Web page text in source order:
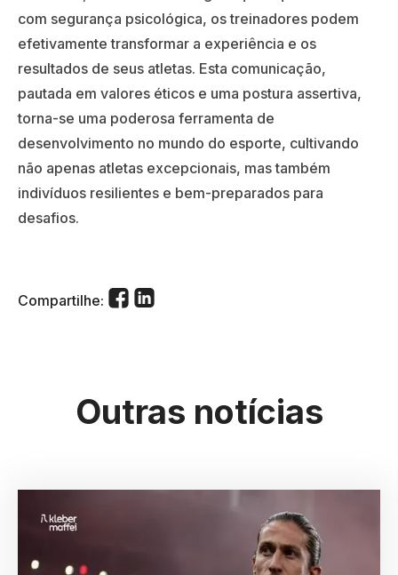
com segurança psicológica, os treinadores podem
efetivamente transformar a experiência e os
resultados de seus atletas. Esta comunicação,
pautada em valores éticos e uma postura assertiva,
torna-se uma poderosa ferramenta de
desenvolvimento no mundo do esporte, cultivando
não apenas atletas excepcionais, mas também
indivíduos resilientes e bem-preparados para
desafios.
Compartilhe:
Outras notícias